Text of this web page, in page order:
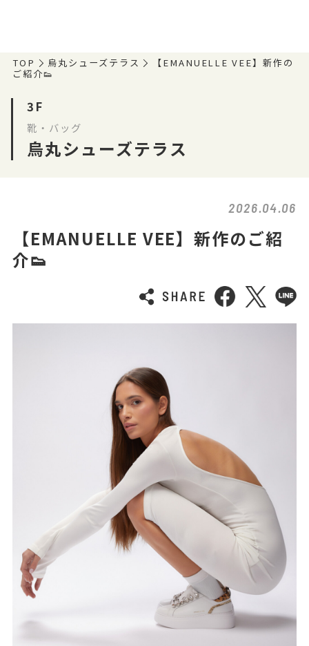
TOP 烏丸シューズテラス
【EMANUELLE VEE】新作の
ご紹介👟
3F
靴・バッグ
烏丸シューズテラス
2026.04.06
【EMANUELLE VEE】新作のご紹
介👟